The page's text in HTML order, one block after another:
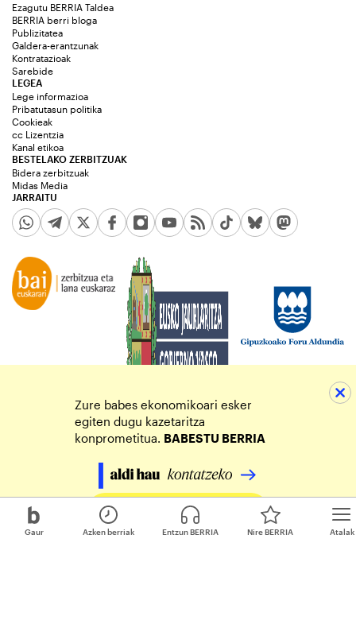
Gaur Atalak
Azken berriak Entzun BERRIA Nire BERRIA
Ezagutu BERRIA Taldea
BERRIA berri bloga
Publizitatea
Galdera-erantzunak
Kontratazioak
Sarebide
JARRAITU
LEGEA
Lege informazioa
Pribatutasun politika
Cookieak
cc Lizentzia
Kanal etikoa
BESTELAKO ZERBITZUAK
Bidera zerbitzuak
Midas Media
Zure babes ekonomikoari esker
egiten dugu kazetaritza
konprometitua. BABESTU BERRIA
Egin zure ekarpena